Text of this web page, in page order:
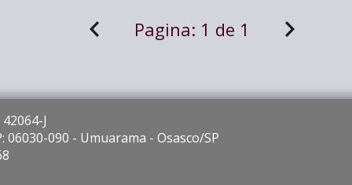
Pagina: 1 de 1
J
06030-090 - Umuarama - Osasco/SP